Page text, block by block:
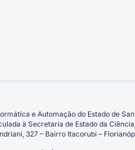
e Automação do Estado de
à Secretaria de Estado da
327 – Bairro Itacorubi –